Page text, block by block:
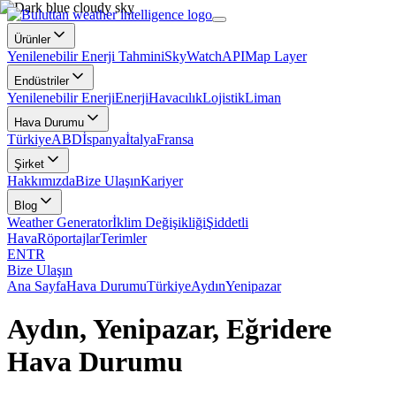
Ürünler
Yenilenebilir Enerji TahminiSkyWatchAPIMap Layer
Endüstriler
Yenilenebilir EnerjiEnerjiHavacılıkLojistikLiman
Hava Durumu
TürkiyeABDİspanyaİtalyaFransa
Şirket
HakkımızdaBize UlaşınKariyer
Blog
Weather Generatorİklim DeğişikliğiŞiddetli
HavaRöportajlarTerimler
ENTR
Bize Ulaşın
Ana SayfaHava DurumuTürkiyeAydınYenipazar
Aydın, Yenipazar, Eğridere
Hava Durumu